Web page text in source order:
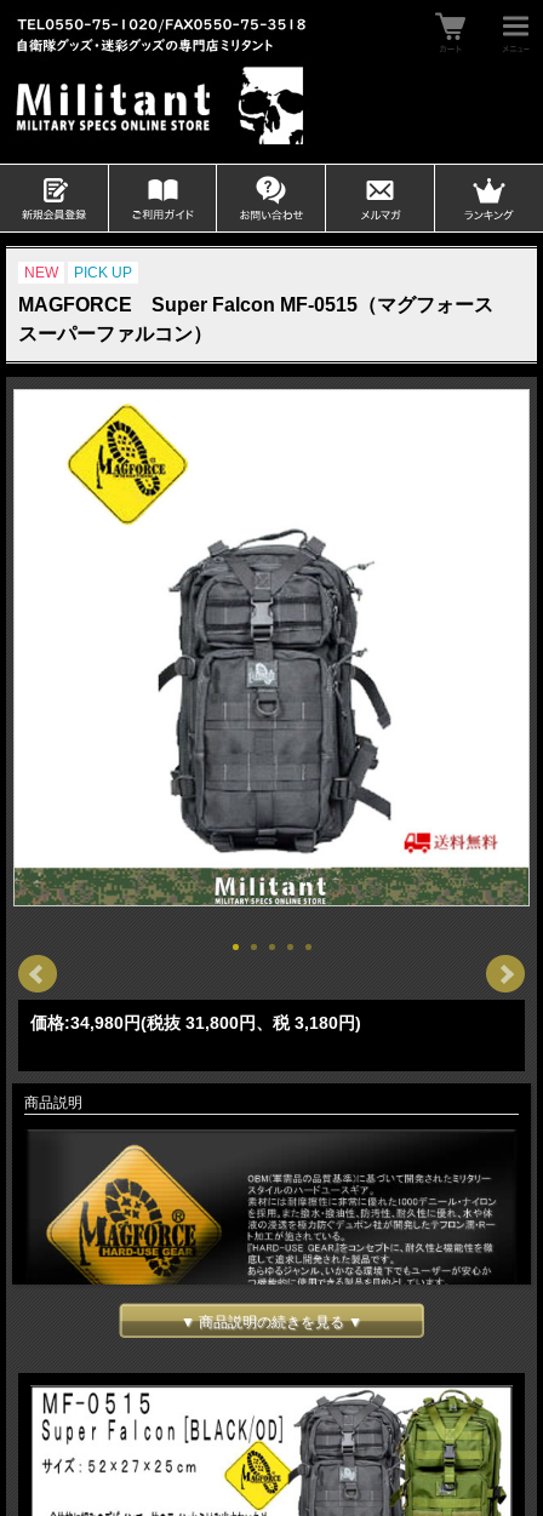
NEW PICK UP
MAGFORCE Super Falcon MF-0515（マグフォース
スーパーファルコン）
価格:34,980円(税抜 31,800円、税 3,180円)
商品説明
耐摩擦性に非常に優れたデュポン社製の1000デニール・ナイロン素材に撥水性に
優れたテフロン・コーティングを施した高機能バックパックです。
MF-0503/Falcon Backpackよりも一回り大きなサイズなスーパーファルコン バッ
クパックです。
全体的に細みのデザインで、体のラインからはみ出さないため、茂みや人ごみの中
で使用してもバッグが邪魔にならないデザインになっております。
3レイヤー設計となっており見た目以上の収納力を擁します。
▼ 商品説明の続きを見る ▼